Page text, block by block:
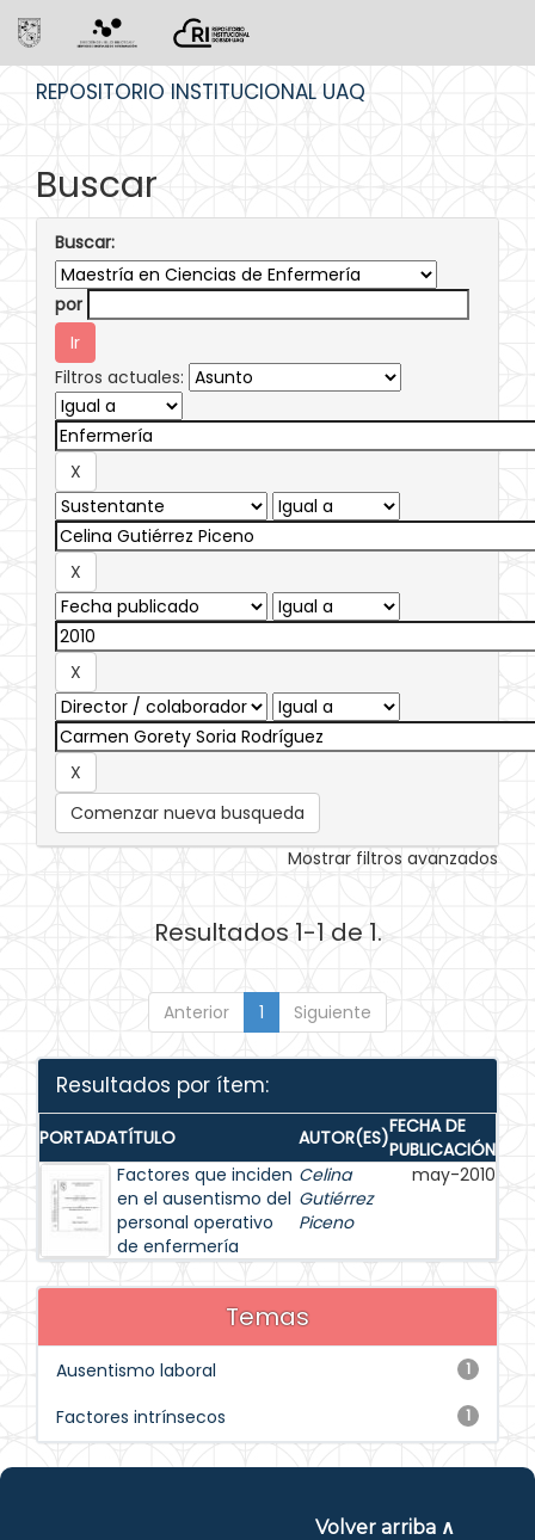
REPOSITORIO INSTITUCIONAL UAQ
Buscar
Buscar:
por
Filtros actuales:
Comenzar nueva busqueda
Mostrar filtros avanzados
Resultados 1-1 de 1.
Anterior 1 Siguiente
Resultados por ítem:
PORTADATÍTULO AUTOR(ES)FECHA DE
PUBLICACIÓN
Factores que inciden
en el ausentismo del
personal operativo
de enfermería
Celina
Gutiérrez
Piceno
may-2010
Temas
1
Ausentismo laboral
1
Factores intrínsecos
Volver arriba ∧